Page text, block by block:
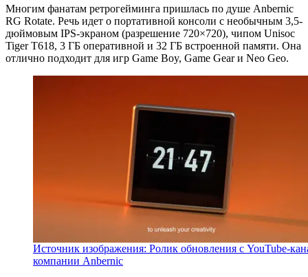
Многим фанатам ретрогейминга пришлась по душе Anbernic
RG Rotate. Речь идет о портативной консоли с необычным 3,5-
дюймовым IPS-экраном (разрешение 720×720), чипом Unisoc
Tiger T618, 3 ГБ оперативной и 32 ГБ встроенной памяти. Она
отлично подходит для игр Game Boy, Game Gear и Neo Geo.
Источник изображения: Ролик обновления с YouTube-
компании Anbernic